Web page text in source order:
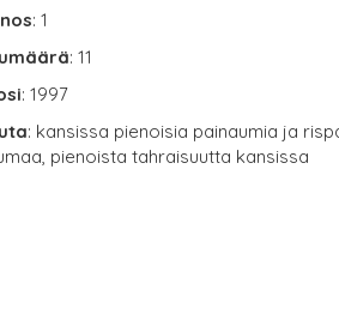
: 1
: 11
: 1997
: kansissa pienoisia painaumia ja
pienoista tahraisuutta kansissa